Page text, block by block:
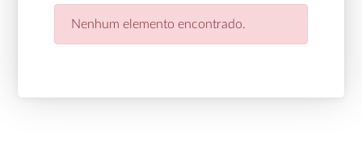
Nenhum elemento encontrado.